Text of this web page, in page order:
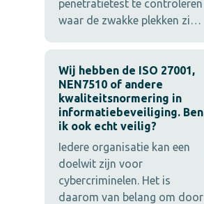
penetratietest te controleren
waar de zwakke plekken zi…
Wij hebben de ISO 27001,
NEN7510 of andere
kwaliteitsnormering in
informatiebeveiliging. Ben
ik ook echt veilig?
Iedere organisatie kan een
doelwit zijn voor
cybercriminelen. Het is
daarom van belang om door